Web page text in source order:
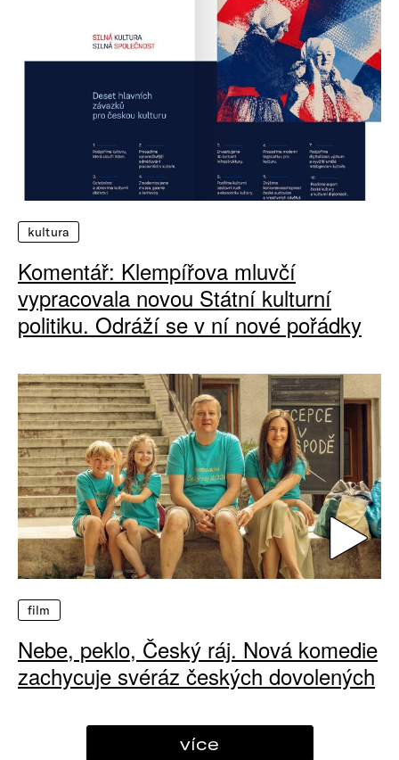
kultura
Komentář: Klempířova mluvčí
vypracovala novou Státní kulturní
politiku. Odráží se v ní nové pořádky
film
Nebe, peklo, Český ráj. Nová komedie
zachycuje svéráz českých dovolených
více